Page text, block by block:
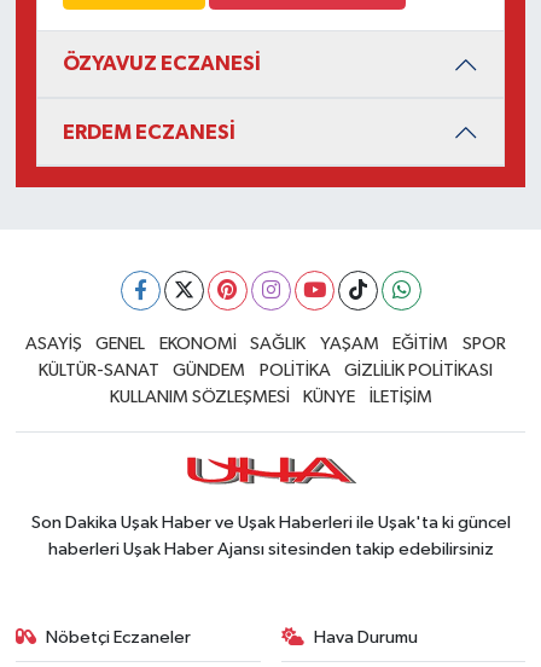
ÖZYAVUZ ECZANESİ
ERDEM ECZANESİ
ASAYİŞ GENEL EKONOMİ SAĞLIK YAŞAM EĞİTİM
SPOR
KÜLTÜR-SANAT
GÜNDEM POLİTİKA
GİZLİLİK POLİTİKASI
KULLANIM SÖZLEŞMESİ
KÜNYE İLETİŞİM
Son Dakika Uşak Haber ve Uşak Haberleri ile Uşak'ta ki güncel
haberleri Uşak Haber Ajansı sitesinden takip edebilirsiniz
Nöbetçi Eczaneler Hava Durumu